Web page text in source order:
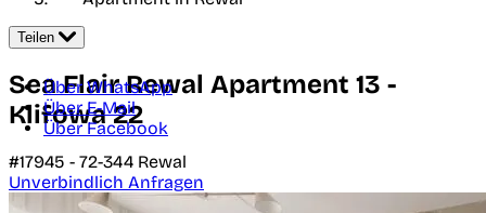
Teilen
Über WhatsApp
Über E-Mail
Über Facebook
Sea Flair Rewal Apartment 13 -
Klifowa 22
#17945 - 72-344 Rewal
Unverbindlich Anfragen